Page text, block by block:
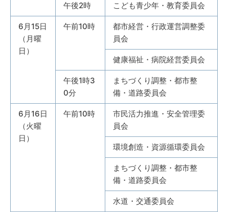
午後2時 こども青少年・教育委員会
6月15日
（月曜
日）
午前10時
都市経営・行政運営調整委
員会
健康福祉・病院経営委員会
午後1時3
0分
まちづくり調整・都市整
備・道路委員会
6月16日
（火曜
日）
午前10時
市民活力推進・安全管理委
員会
環境創造・資源循環委員会
まちづくり調整・都市整
備・道路委員会
水道・交通委員会